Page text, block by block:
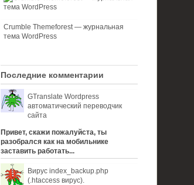
Crumble Themeforest — журнальная
тема WordPress
Последние комментарии
GTranslate Wordpress
автоматический переводчик
сайта
Привет, скажи пожалуйста, ты
разобрался как на мобильнике
заставить работать...
Вирус index_backup.php
(.htaccess вируc).